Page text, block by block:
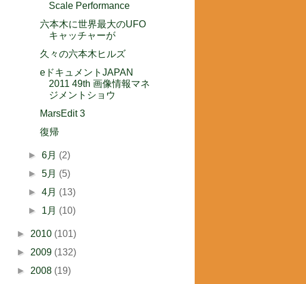
Scale Performance
六本木に世界最大のUFO
キャッチャーが
久々の六本木ヒルズ
eドキュメントJAPAN
2011 49th 画像情報マネ
ジメントショウ
MarsEdit 3
復帰
►6月 (2)
►5月 (5)
►4月 (13)
► 1月 (10)
► 2010 (101)
► 2009 (132)
► 2008 (19)